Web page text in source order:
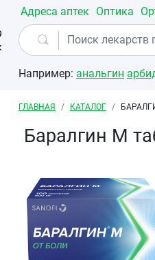
Адреса аптек Оптика
Например: анальгин
Строка
ГЛАВНАЯ КАТАЛОГ
Баралгин М